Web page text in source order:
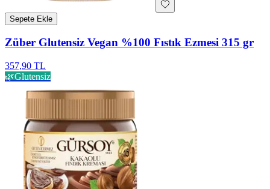
Sepete Ekle
Züber Glutensiz Vegan %100 Fıstık Ezmesi 315 gr
357,90 TL
🌿Glutensiz